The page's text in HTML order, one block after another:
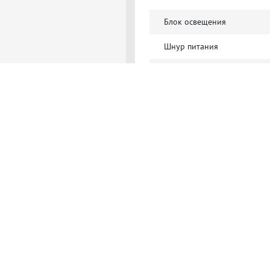
Блок освещения
Шнур питания